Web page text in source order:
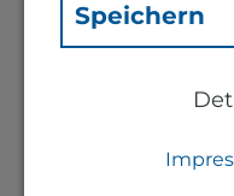
55411 Bingen
Speichern